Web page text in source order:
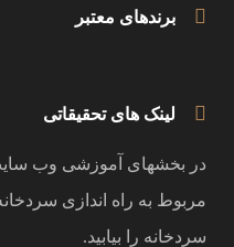
برندهای معتبر
لینک های تحقیقاتی
در بخشهای آموزشی وب سایت
مربوط به راه اندازی
سردخانه را بیابید.